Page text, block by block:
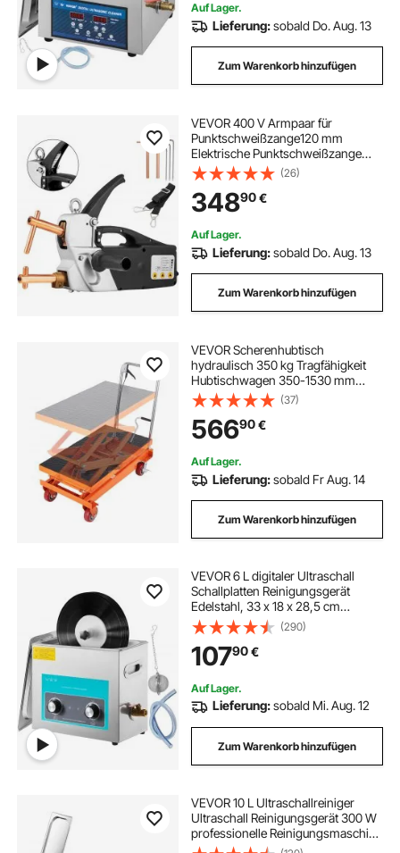
Auf Lager.
Lieferung:sobald Do. Aug. 13
Zum Warenkorb hinzufügen
VEVOR 400 V Armpaar für
Punktschweißzange120 mm
Elektrische Punktschweißzange
25A Spot Welder Gun
(26)
34890€
Auf Lager.
Lieferung:sobald Do. Aug. 13
Zum Warenkorb hinzufügen
VEVOR Scherenhubtisch
hydraulisch 350 kg Tragfähigkeit
Hubtischwagen 350-1530 mm
Hubbereich Hubtisch Werkstatt 905
x 510 mm Plattform
Scherenhubwagen Doppelschere
für Fabriken Lagerhäuser
Supermärkte
(37)
56690€
Auf Lager.
Lieferung:sobald Fr Aug. 14
Zum Warenkorb hinzufügen
VEVOR 6 L digitaler Ultraschall
Schallplatten Reinigungsgerät
Edelstahl, 33 x 18 x 28,5 cm
Ultraschallreinigungsgerät
Ultraschallreiniger Ultraschallgerät
Heizung Digital Brille Uhren
Schmuck
(290)
10790€
Auf Lager.
Lieferung:sobald Mi. Aug. 12
Zum Warenkorb hinzufügen
VEVOR 10 L Ultraschallreiniger
Ultraschall Reinigungsgerät 300 W
professionelle Reinigungsmaschine
mit Timer und Heizung, 40kHz